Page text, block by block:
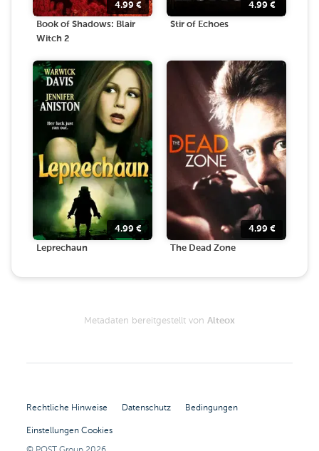
4.99 €
Book of Shadows: Blair
Witch 2
4.99 €
Stir of Echoes
4.99 €
Leprechaun
4.99 €
The Dead Zone
Metadaten bereitgestellt von Alteox
Rechtliche Hinweise Datenschutz Bedingungen
Einstellungen Cookies